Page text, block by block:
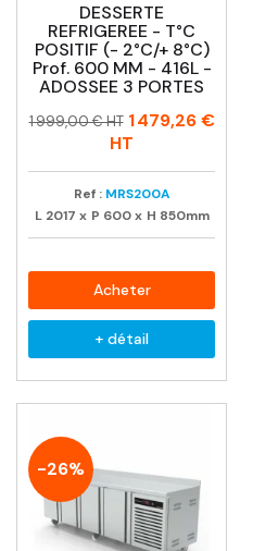
DESSERTE
REFRIGEREE - T°C
POSITIF (- 2°C/+ 8°C)
Prof. 600 MM - 416L -
ADOSSEE 3 PORTES
Prix
Prix
1 999,00 € HT 1 479,26 €
HT
Ref : MRS200A
L 2017 x P 600 x H 850mm
Acheter
+ détail
-26%